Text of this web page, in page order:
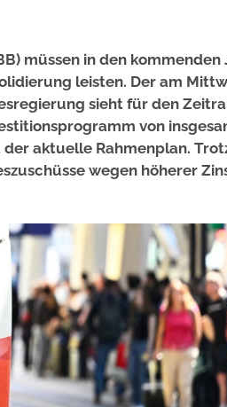
müssen in den kommenden
leisten. Der am
sieht für den
von
aktuelle Rahmenplan.
wegen höherer